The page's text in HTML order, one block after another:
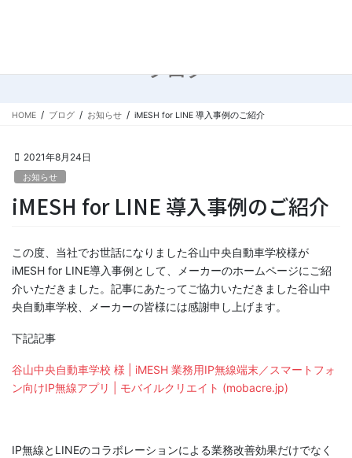
ツ
シ
ブログ
HOME ブログ お知らせ iMESH for LINE 導入事例のご紹介
2021年8月24日
お知らせ
iMESH for LINE 導入事例のご紹介
この度、当社でお世話になりました谷山中央自動車学校様が
iMESH for LINE導入事例として、メーカーのホームページにご紹
介いただきました。記事にあたってご協力いただきました谷山中
央自動車学校、メーカーの皆様には感謝申し上げます。
下記記事
谷山中央自動車学校 様 | iMESH 業務用IP無線端末／スマートフォ
ン向けIP無線アプリ | モバイルクリエイト (mobacre.jp)
IP無線とLINEのコラボレーションによる業務改善効果だけでなく